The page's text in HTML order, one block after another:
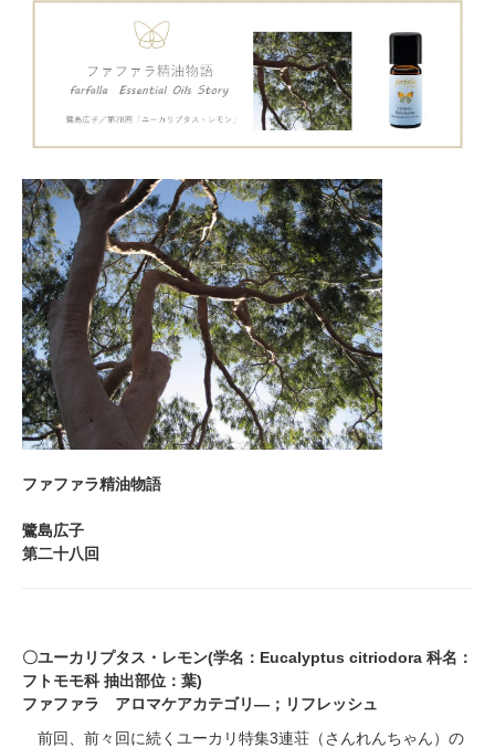
ファファラ精油物語
鷺島広子
第二十八回
〇ユーカリプタス・レモン(学名：Eucalyptus citriodora 科名：
フトモモ科 抽出部位：葉)
ファファラ アロマケアカテゴリ―；リフレッシュ
前回、前々回に続くユーカリ特集3連荘（さんれんちゃん）の